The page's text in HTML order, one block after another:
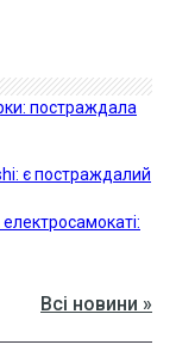
постраждала
є постраждалий
Всі новини »